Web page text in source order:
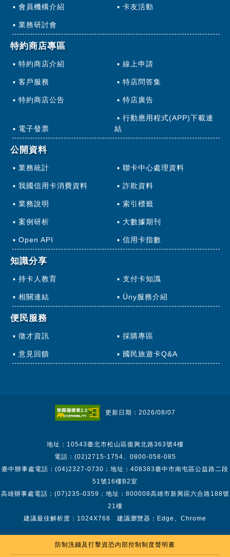
會員機構介紹 卡友活動
業務研討會
特約商店專區
特約商店介紹 線上申請
客戶服務 特店問答集
特約商店公告 特店廣告
電子發票
行動應用程式(APP)下載連
結
公開資料
業務統計 聯卡中心處理資料
我國信用卡消費資料 詐欺資料
業務說明 索引標籤
案例研析 大數據期刊
Open API 信用卡指數
知識分享
持卡人教育 支付卡知識
相關連結 Üny服務介紹
便民服務
徵才資訊 採購專區
意見回饋 國民旅遊卡Q&A
更新日期：2026/08/07
地址：10543臺北市松山區復興北路363號4樓
電話：(02)2715-1754、0800-058-085
臺中辦事處電話：(04)2327-0730；地址：408383臺中市南屯區公益路二段
51號16樓B2室
高雄辦事處電話：(07)235-0359；地址：800008高雄市新興區六合路188號
21樓
建議最佳解析度：1024X768 建議瀏覽器：Edge、Chrome
防制洗錢及打擊資恐內部控制制度聲明書